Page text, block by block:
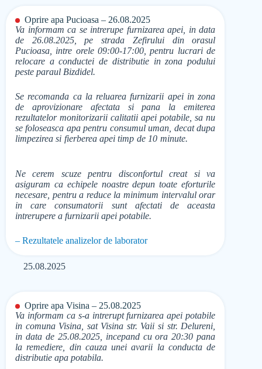
Oprire apa Pucioasa – 26.08.2025
Va informam ca se intrerupe furnizarea apei, in data
de 26.08.2025, pe strada Zefirului din orasul
Pucioasa, intre orele 09:00-17:00, pentru lucrari de
relocare a conductei de distributie in zona podului
peste paraul Bizdidel.
Se recomanda ca la reluarea furnizarii apei in zona
de aprovizionare afectata si pana la emiterea
rezultatelor monitorizarii calitatii apei potabile, sa nu
se foloseasca apa pentru consumul uman, decat dupa
limpezirea si fierberea apei timp de 10 minute.
Ne cerem scuze pentru disconfortul creat si va
asiguram ca echipele noastre depun toate eforturile
necesare, pentru a reduce la minimum intervalul orar
in care consumatorii sunt afectati de aceasta
intrerupere a furnizarii apei potabile.
– Rezultatele analizelor de laborator
25.08.2025
Oprire apa Visina – 25.08.2025
Va informam ca s-a intrerupt furnizarea apei potabile
in comuna Visina, sat Visina str. Vaii si str. Delureni,
in data de 25.08.2025, incepand cu ora 20:30 pana
la remediere, din cauza unei avarii la conducta de
distributie apa potabila.